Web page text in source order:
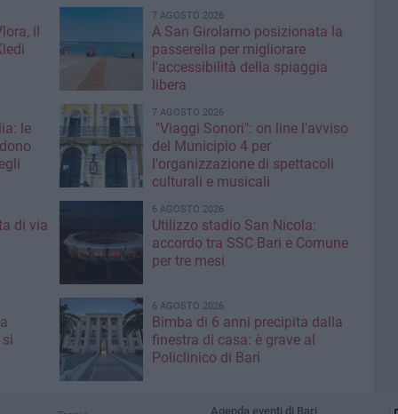
il
7 AGOSTO 2026
A San Girolamo posizionata la
passerella per migliorare
l'accessibilità della spiaggia
libera
le
7 AGOSTO 2026
"Viaggi Sonori": on line l'avviso
del Municipio 4 per
l'organizzazione di spettacoli
culturali e musicali
di via
6 AGOSTO 2026
Utilizzo stadio San Nicola:
accordo tra SSC Bari e Comune
per tre mesi
6 AGOSTO 2026
Bimba di 6 anni precipita dalla
finestra di casa: è grave al
Policlinico di Bari
Agenda eventi di Bari